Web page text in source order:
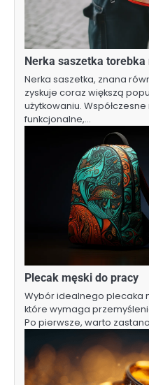
Nerka saszetka torebka
Nerka saszetka, znana
zyskuje coraz większą
użytkowaniu.
funkcjonalne,…
Plecak męski do pracy
Wybór idealnego plecaka
które wymaga
Po pierwsze, warto